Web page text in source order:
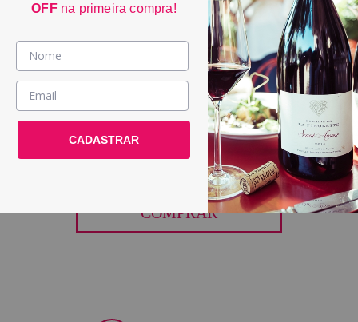
Vinhos >
País / Região >
Le Club >
Almalarga Godello Ribeira Sacra
2024
POR:R$ 279,00
COMPRAR
OFFna primeira compra!
CADASTRAR